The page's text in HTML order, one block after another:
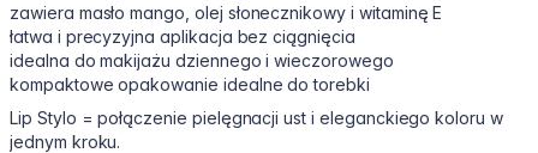
zawiera masło mango, olej słonecznikowy i witaminę E
łatwa i precyzyjna aplikacja bez ciągnięcia
idealna do makijażu dziennego i wieczorowego
kompaktowe opakowanie idealne do torebki
Lip Stylo = połączenie pielęgnacji ust i eleganckiego koloru w
jednym kroku.